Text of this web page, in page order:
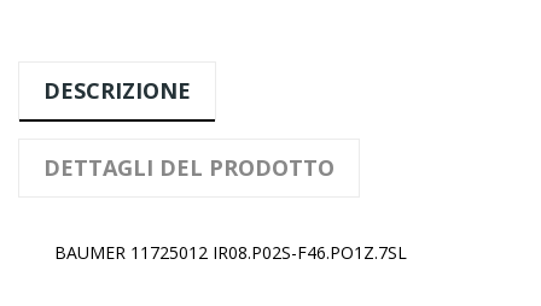
DESCRIZIONE
DETTAGLI DEL PRODOTTO
BAUMER 11725012 IR08.P02S-F46.PO1Z.7SL